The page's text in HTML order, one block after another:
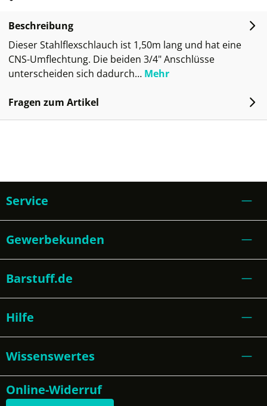
Beschreibung
Dieser Stahlflexschlauch ist 1,50m lang und hat eine
CNS-Umflechtung. Die beiden 3/4" Anschlüsse
unterscheiden sich dadurch… Mehr
Fragen zum Artikel
Service
Gewerbekunden
Barstuff.de
Hilfe
Wissenswertes
Online-Widerruf